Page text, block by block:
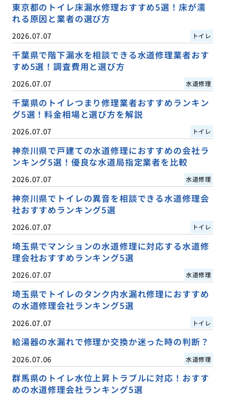
東京都のトイレ床漏水修理おすすめ5選！床が濡
れる原因と業者の選び方
2026.07.07 トイレ
千葉県で階下漏水を相談できる水道修理業者おす
すめ5選！調査費用と選び方
2026.07.07 水道修理
千葉県のトイレつまり修理業者おすすめランキン
グ5選！料金相場と選び方を解説
2026.07.07 トイレ
神奈川県で戸建ての水道修理におすすめの会社ラ
ンキング5選！優良な水道局指定業者を比較
2026.07.07 水道修理
神奈川県でトイレの異音を相談できる水道修理会
社おすすめランキング5選
2026.07.07 トイレ
埼玉県でマンションの水道修理に対応する水道修
理会社おすすめランキング5選
2026.07.07 水道修理
埼玉県でトイレのタンク内水漏れ修理におすすめ
の水道修理会社ランキング5選
2026.07.07 トイレ
給湯器の水漏れで修理か交換か迷った時の判断？
2026.07.06 水道修理
群馬県のトイレ水位上昇トラブルに対応！おすす
めの水道修理会社ランキング5選